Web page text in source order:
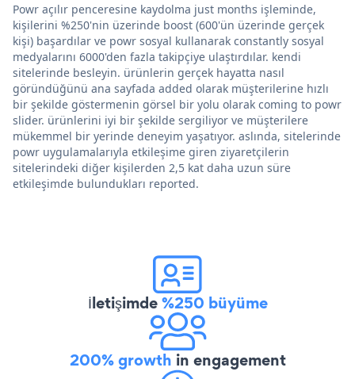
Powr açılır penceresine kaydolma just months işleminde,
kişilerini %250'nin üzerinde boost (600'ün üzerinde gerçek
kişi) başardılar ve powr sosyal kullanarak constantly sosyal
medyalarını 6000'den fazla takipçiye ulaştırdılar. kendi
sitelerinde besleyin. ürünlerin gerçek hayatta nasıl
göründüğünü ana sayfada added olarak müşterilerine hızlı
bir şekilde göstermenin görsel bir yolu olarak coming to powr
slider. ürünlerini iyi bir şekilde sergiliyor ve müşterilere
mükemmel bir yerinde deneyim yaşatıyor. aslında, sitelerinde
powr uygulamalarıyla etkileşime giren ziyaretçilerin
sitelerindeki diğer kişilerden 2,5 kat daha uzun süre
etkileşimde bulundukları reported.
İletişimde%250 büyüme
200% growth in engagement